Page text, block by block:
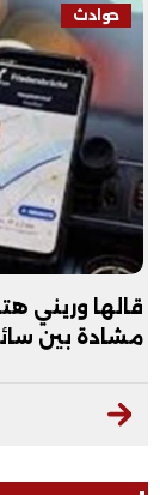
فيديو
عبد الله
فيديو